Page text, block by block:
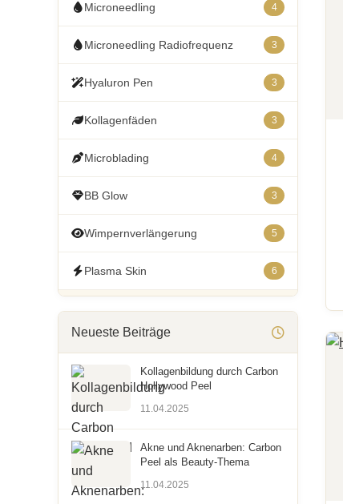
Microneedling 4
Microneedling Radiofrequenz 3
Hyaluron Pen 3
Kollagenfäden 3
Microblading 4
BB Glow 3
Wimpernverlängerung 5
Plasma Skin 6
Visage HydraSkin
Neueste Beiträge
Kollagenbildung durch Carbon
Hollywood Peel
11.04.2025
Akne und Aknenarben: Carbon
Peel als Beauty-Thema
11.04.2025